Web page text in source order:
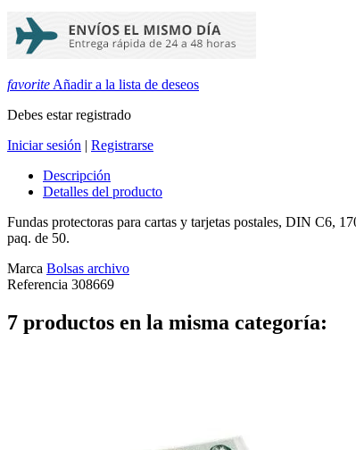
favorite Añadir a la lista de deseos
Debes estar registrado
Iniciar sesión | Registrarse
Descripción
Detalles del producto
Fundas protectoras para cartas y tarjetas postales, DIN C6,
paq. de 50.
Marca Bolsas archivo
Referencia 308669
7 productos en la misma categoría: